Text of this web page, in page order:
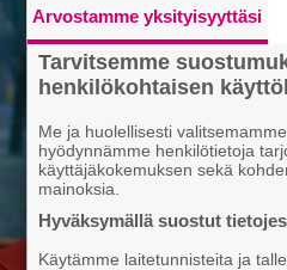
Arvostamme yksityisyyttäsi
Tarvitsemme
henkilökohtaisen
Me ja huolellisesti
hyödynnämme henkilötietoja
käyttäjäkokemuksen sekä
mainoksia.
Hyväksymällä suostut
Käytämme laitetunnisteita ja